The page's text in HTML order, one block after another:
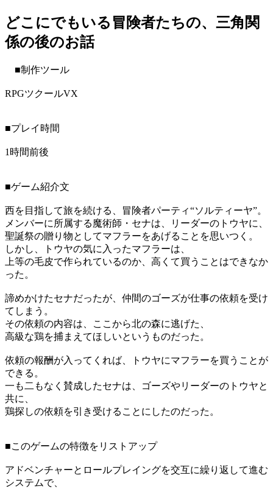
どこにでもいる冒険者たちの、三角関
係の後のお話
■制作ツール
RPGツクールVX
■プレイ時間
1時間前後
■ゲーム紹介文
西を目指して旅を続ける、冒険者パーティ“ソルティーヤ”。
メンバーに所属する魔術師・セナは、リーダーのトウヤに、
聖誕祭の贈り物としてマフラーをあげることを思いつく。
しかし、トウヤの気に入ったマフラーは、
上等の毛皮で作られているのか、高くて買うことはできなか
った。
諦めかけたセナだったが、仲間のゴーズが仕事の依頼を受け
てしまう。
その依頼の内容は、ここから北の森に逃げた、
高級な鶏を捕まえてほしいというものだった。
依頼の報酬が入ってくれば、トウヤにマフラーを買うことが
できる。
一も二もなく賛成したセナは、ゴーズやリーダーのトウヤと
共に、
鶏探しの依頼を引き受けることにしたのだった。
■このゲームの特徴をリストアップ
アドベンチャーとロールプレイングを交互に繰り返して進む
システムで、